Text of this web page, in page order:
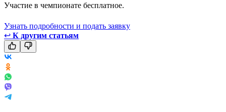
Участие в чемпионате бесплатное.
Узнать подробности и подать заявку
↩ К другим статьям